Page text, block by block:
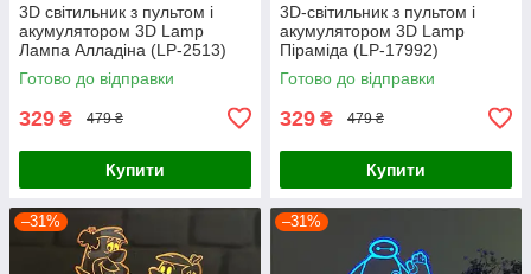
3D світильник з пультом і
акумулятором 3D Lamp
Лампа Алладіна (LP-2513)
Готово до відправки
329 ₴ 479 ₴
Купити
3D-світильник з пультом і
акумулятором 3D Lamp
Піраміда (LP-17992)
Готово до відправки
329 ₴ 479 ₴
Купити
–31% –31%